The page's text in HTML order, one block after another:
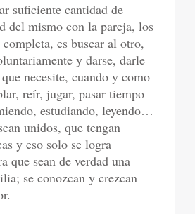
suficiente cantidad de
del mismo con la pareja, los
es buscar al otro,
y darse, darle
necesite, cuando y como
reír, jugar, pasar tiempo
estudiando, leyendo…
unidos, que tengan
y eso solo se logra
que sean de verdad una
se conozcan y crezcan